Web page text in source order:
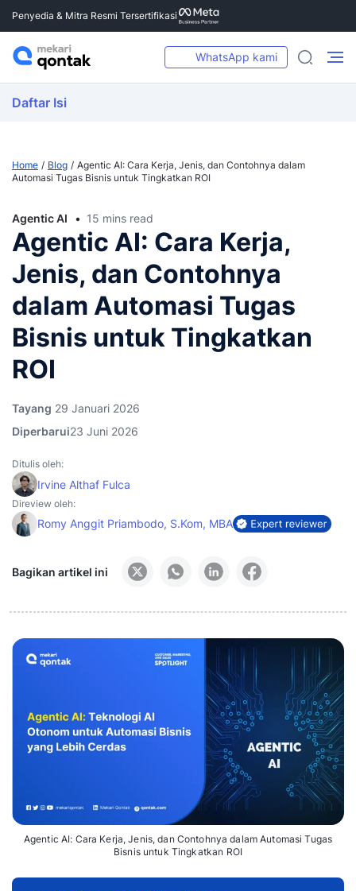
Penyedia & Mitra Resmi Tersertifikasi
WhatsApp kami
Daftar Isi
Home Blog
Agentic AI: Cara Kerja, Jenis, dan Contohnya dalam
Automasi Tugas Bisnis untuk Tingkatkan ROI
Agentic AI 15 mins read
Agentic AI: Cara Kerja,
Jenis, dan Contohnya
dalam Automasi Tugas
Bisnis untuk Tingkatkan
ROI
Tayang 29 Januari 2026
Diperbarui23 Juni 2026
Ditulis oleh:
Irvine Althaf Fulca
Direview oleh:
Romy Anggit Priambodo, S.Kom, MBA
Bagikan artikel ini
Agentic AI: Cara Kerja, Jenis, dan Contohnya dalam Automasi Tugas
Bisnis untuk Tingkatkan ROI